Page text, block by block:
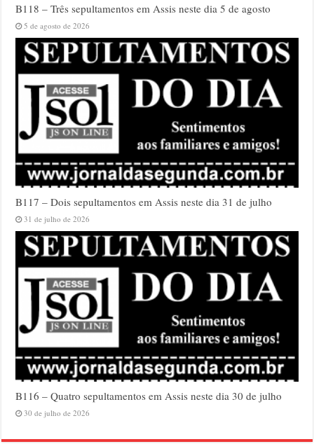
B118 – Três sepultamentos em Assis neste dia 5 de agosto
5 de agosto de 2026
B117 – Dois sepultamentos em Assis neste dia 31 de julho
31 de julho de 2026
B116 – Quatro sepultamentos em Assis neste dia 30 de julho
30 de julho de 2026